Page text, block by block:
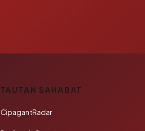
TAUTAN SAHABAT
CipagantRadar